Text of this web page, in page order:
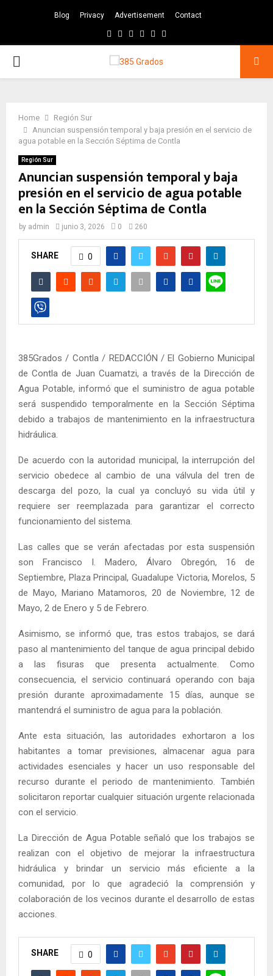
Blog Privacy Advertisement Contact
Facebook
TwitterInstagram
Pinterest
Google
PRIMARY
Home
Región Sur
Anuncian suspensión temporal y baja presión en el servicio de
agua potable en la Sección Séptima de Contla
Región Sur
Anuncian suspensión temporal y baja
presión en el servicio de agua potable
en la Sección Séptima de Contla
by admin junio 3, 2026 0 260
SHARE 0
385Grados / Contla / REDACCIÓN / El Gobierno Municipal
de Contla de Juan Cuamatzi, a través de la Dirección de
Agua Potable, informó que el suministro de agua potable
será suspendido temporalmente en la Sección Séptima
debido a trabajos de mantenimiento en la infraestructura
hidráulica.
De acuerdo con la autoridad municipal, la interrupción del
servicio obedece al cambio de una válvula del tren de
descarga del pozo, la cual ya concluyó su vida útil y
requiere ser reemplazada para garantizar el correcto
funcionamiento del sistema.
Las calles que se verán afectadas por esta suspensión
son Francisco I. Madero, Álvaro Obregón, 16 de
Septiembre, Plaza Principal, Guadalupe Victoria, Morelos, 5
de Mayo, Mariano Matamoros, 20 de Noviembre, 12 de
Mayo, 2 de Enero y 5 de Febrero.
Asimismo, se informó que, tras estos trabajos, se dará
paso al mantenimiento del tanque de agua principal debido
a las fisuras que presenta actualmente. Como
consecuencia, el servicio continuará operando con baja
presión durante aproximadamente 15 días, aunque se
mantendrá el suministro de agua para la población.
Ante esta situación, las autoridades exhortaron a los
habitantes a tomar previsiones, almacenar agua para
actividades esenciales y hacer un uso responsable del
recurso durante el periodo de mantenimiento. También
solicitaron reportar cualquier situación urgente relacionada
con el servicio.
La Dirección de Agua Potable señaló que los trabajos se
realizan con el objetivo de mejorar la infraestructura
hidráulica y brindar un servicio más eficiente a la
comunidad, por lo que agradeció la comprensión y
colaboración de los vecinos durante el desarrollo de estas
acciones.
SHARE 0